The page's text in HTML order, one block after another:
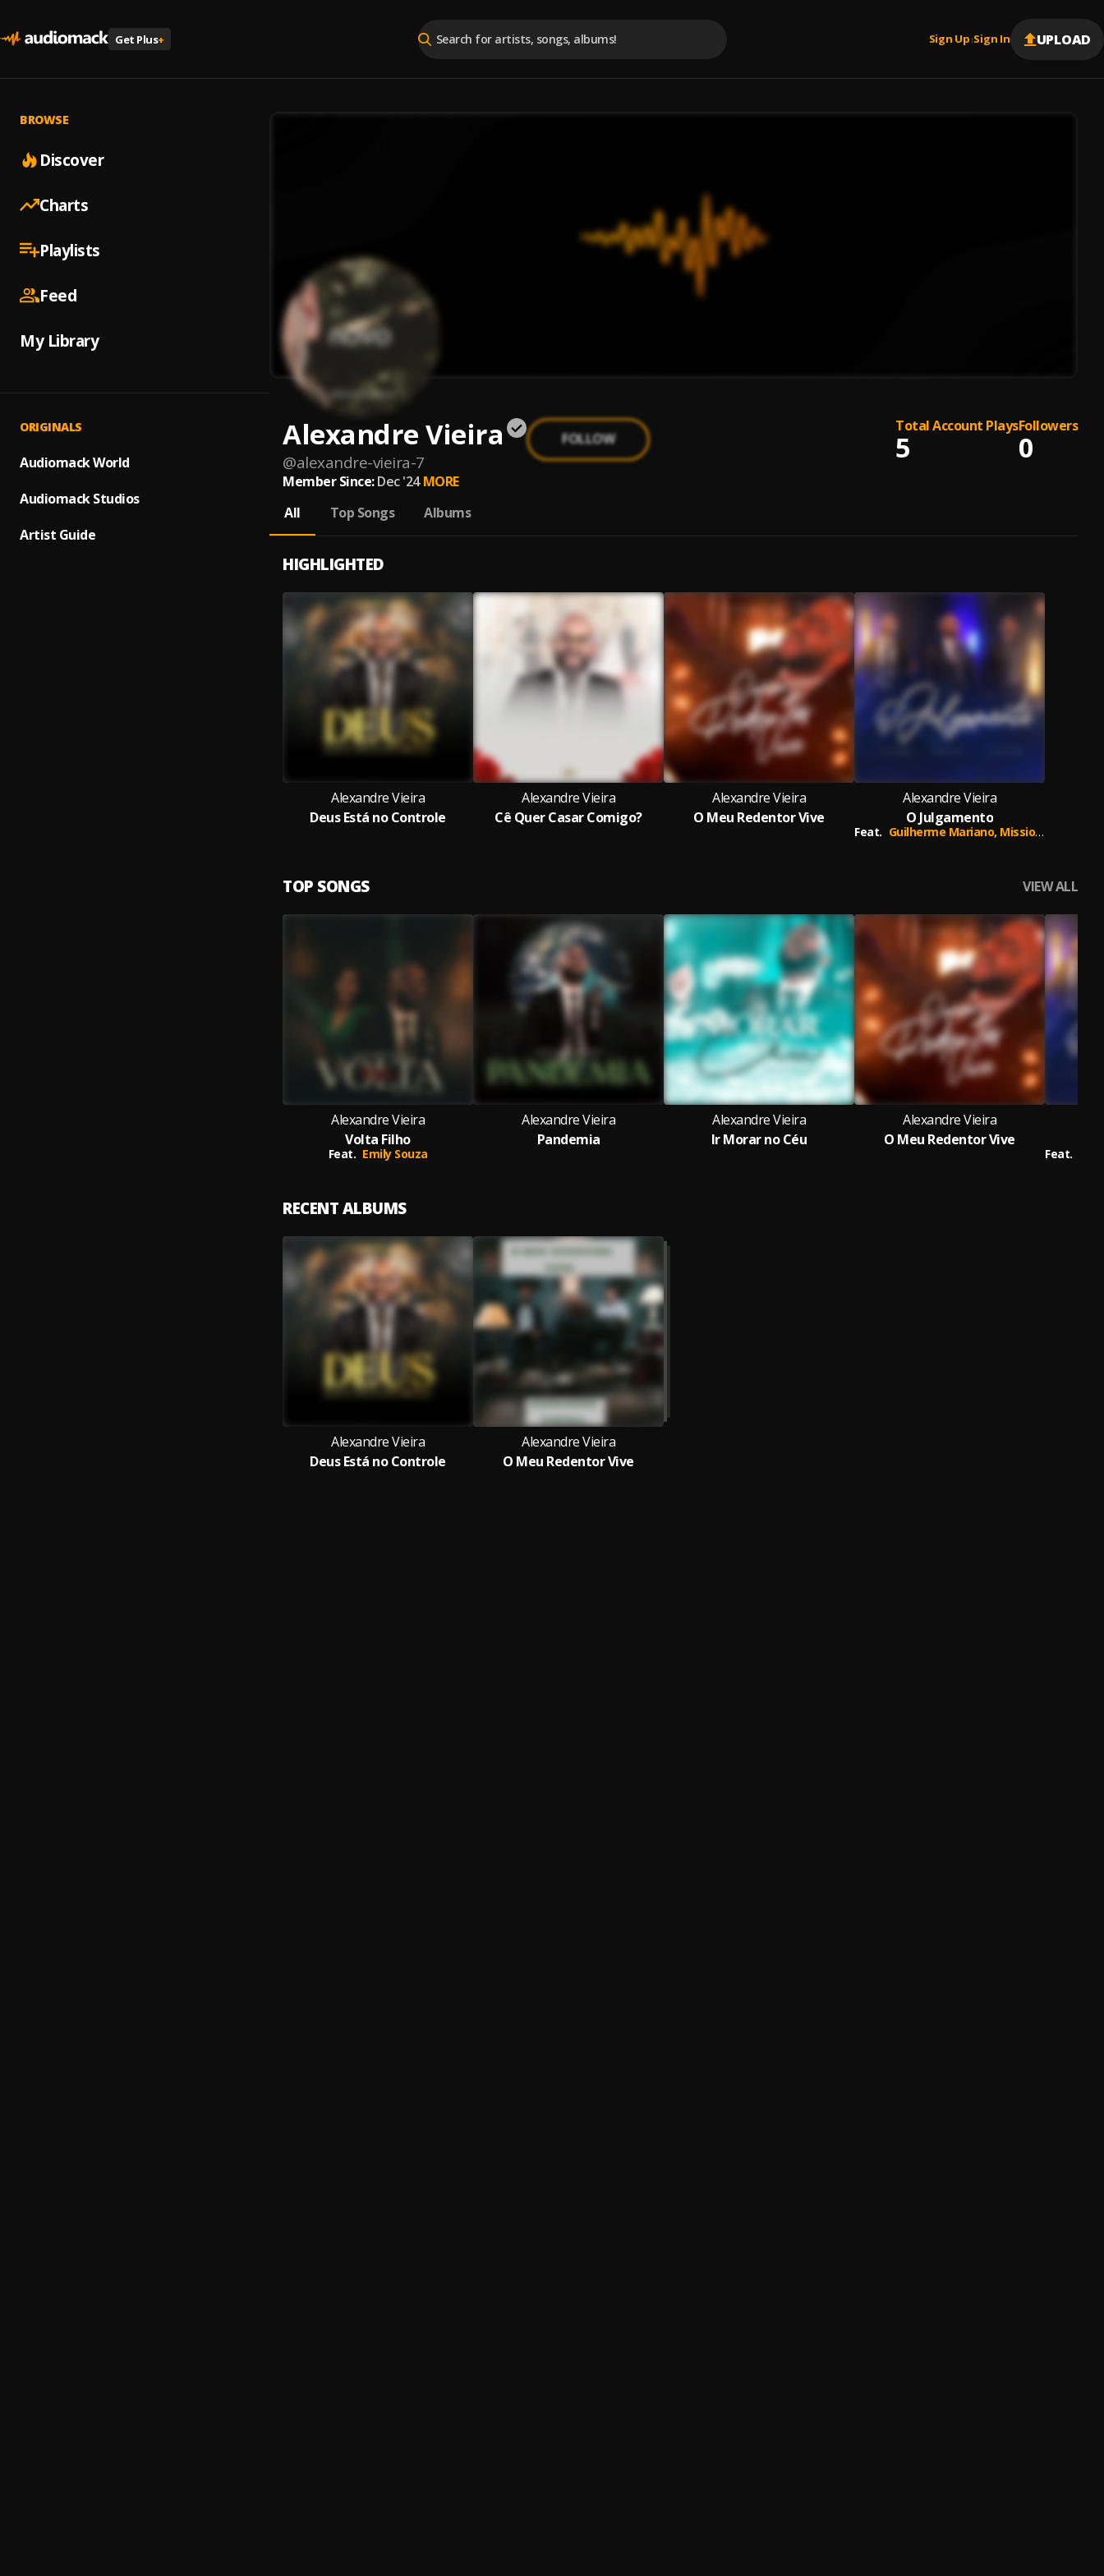
Get Plus+ Sign Up |Sign In UPLOAD
BROWSE
Discover
Charts
Playlists
Feed
My Library
ORIGINALS
Audiomack World
Audiomack Studios
Artist Guide
Alexandre Vieira
@alexandre-vieira-7
FOLLOW
Total Account Plays
5
Followers
0
Member Since: Dec '24 MORE
All
Top Songs Albums
HIGHLIGHTED
Alexandre Vieira
Deus Está no Controle
Alexandre Vieira
Cê Quer Casar Comigo?
Alexandre Vieira
O Meu Redentor Vive
Alexandre Vieira
O Julgamento
Feat. Guilherme Mariano, Missionário Junior
TOP SONGS VIEW ALL
Alexandre Vieira
Volta Filho
Feat. Emily Souza
Alexandre Vieira
Pandemia
Alexandre Vieira
Ir Morar no Céu
Alexandre Vieira
O Meu Redentor Vive
Feat.
RECENT ALBUMS
Alexandre Vieira
Deus Está no Controle
Alexandre Vieira
O Meu Redentor Vive